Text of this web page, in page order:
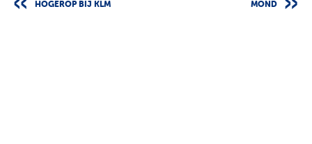
HOGEROP BIJ KLM
MOND